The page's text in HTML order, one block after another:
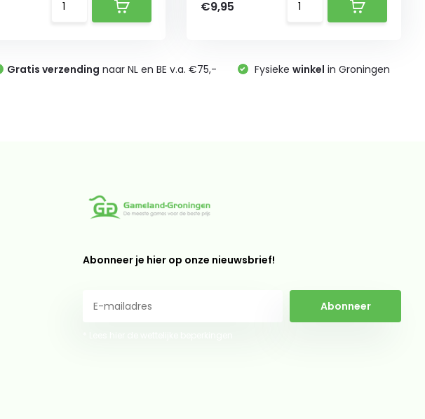
€9,95
Gratis verzending naar NL en BE v.a. €75,- Fysieke winkel in Groningen
Abonneer je hier op onze nieuwsbrief!
Abonneer